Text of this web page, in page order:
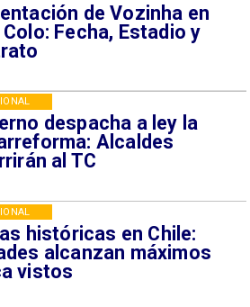
de Vozinha en
Fecha, Estadio y
despacha a ley la
Alcaldes
al TC
históricas en Chile:
alcanzan máximos
vistos